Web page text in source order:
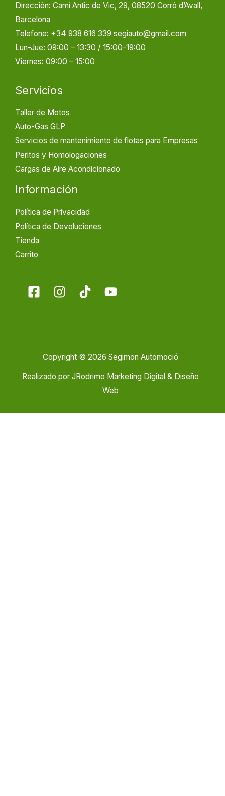
Dirección: Camí Antic de Vic, 29, 08520 Corró d’Avall,
Barcelona
Telefono: +34 938 616 339 segiauto@gmail.com
Lun-Jue: 09:00 – 13:30 / 15:00-19:00
Viernes: 09:00 – 15:00
Servicios
Taller de Motos
Auto-Gas GLP
Servicios de mantenimiento de flotas para Empresas
Peritos y Homologaciones
Cargas de Aire Acondicionado
Información
Política de Privacidad
Política de Devoluciones
Tienda
Carrito
Copyright © 2026 Segimon Automoció
Realizado por JRodrimo Marketing Digital & Diseño
Web